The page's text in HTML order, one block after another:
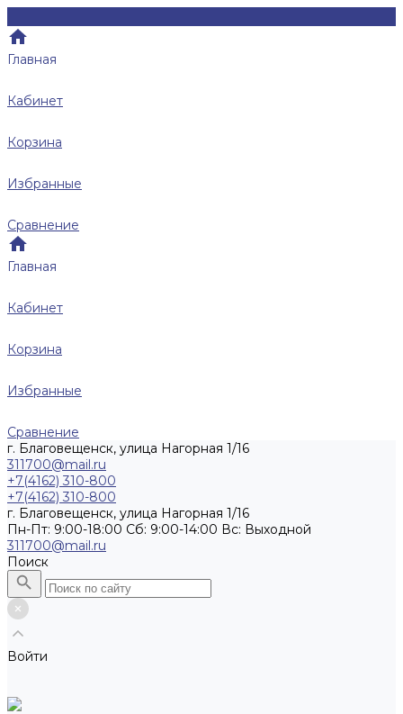
Главная
Кабинет
Корзина
Избранные
Сравнение
Главная
Кабинет
Корзина
Избранные
Сравнение
г. Благовещенск, улица Нагорная 1/16
311700@mail.ru
+7(4162) 310-800
+7(4162) 310-800
г. Благовещенск, улица Нагорная 1/16
Пн-Пт: 9:00-18:00 Cб: 9:00-14:00 Вс: Выходной
311700@mail.ru
Поиск
Войти